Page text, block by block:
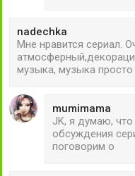
nadechka
Мне нравится сериал.
музыка, музыка просто
mumimama
JK, я думаю,
обсуждения
поговорим о